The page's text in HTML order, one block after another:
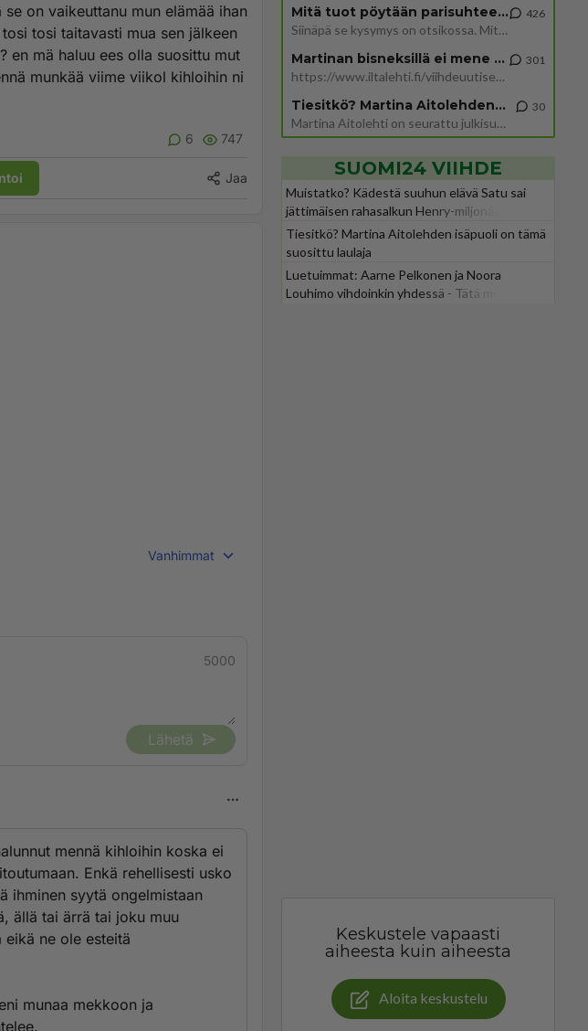
on vaikeuttanu mun elämää ihan
tosi taitavasti mua sen jälkeen
en mä haluu ees olla suosittu mut
munkää viime viikol kihloihin ni
6 747
Jaa
Vanhimmat
5000
Lähetä
mennä kihloihin koska ei
Enkä rehellisesti usko
ihminen syytä ongelmistaan
ällä tai ärrä tai joku muu
ne ole esteitä
munaa mekkoon ja
Mitä tuot pöytään parisuhteessa?
Siinäpä se kysymys on otsikossa. Mitäpä siis tuot/toisit pöytään parisuhteessa? Oletko mies vai nainen? Koetko sen mitä
426
Martinan bisneksillä ei mene hyvin
https://www.iltalehti.fi/viihdeuutiset/a/c46da6ab-340f-4790-aaa7-0865eed2336 Yrityksen konkurssihakemus on tullut kärä
301
Tiesitkö? Martina Aitolehden isäpuoli on tämä suosittu laulaja
Martina Aitolehti on seurattu julkisuuden henkilö. Lähipiiriin mahtuu muitakin tunnettuja henkilöitä. Tiesitkö, että Ma
30
SUOMI24 VIIHDE
Muistatko? Kädestä suuhun elävä Satu sai
jättimäisen rahasalkun Henry-miljonääriltä
Tiesitkö? Martina Aitolehden isäpuoli on tämä
suosittu laulaja
Luetuimmat: Aarne Pelkonen ja Noora
Louhimo vihdoinkin yhdessä - Tätä moni jo
Keskustele vapaasti
aiheesta kuin aiheesta
Aloita keskustelu